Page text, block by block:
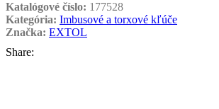
Katalógové číslo: 177528
Kategória: Imbusové a torxové kľúče
Značka: EXTOL
Share: